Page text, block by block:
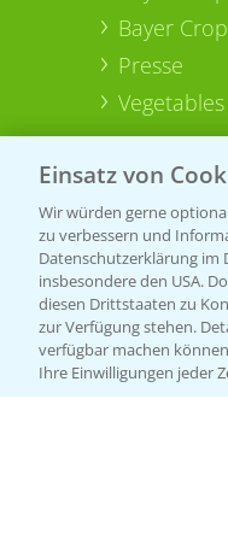
Bayer
Presse
Einsatz von
Wir würden gerne
zu verbessern und
Datenschutzerklärung im
insbesondere den USA.
diesen Drittstaaten zu
zur Verfügung stehen.
verfügbar machen
Ihre Einwilligungen jeder